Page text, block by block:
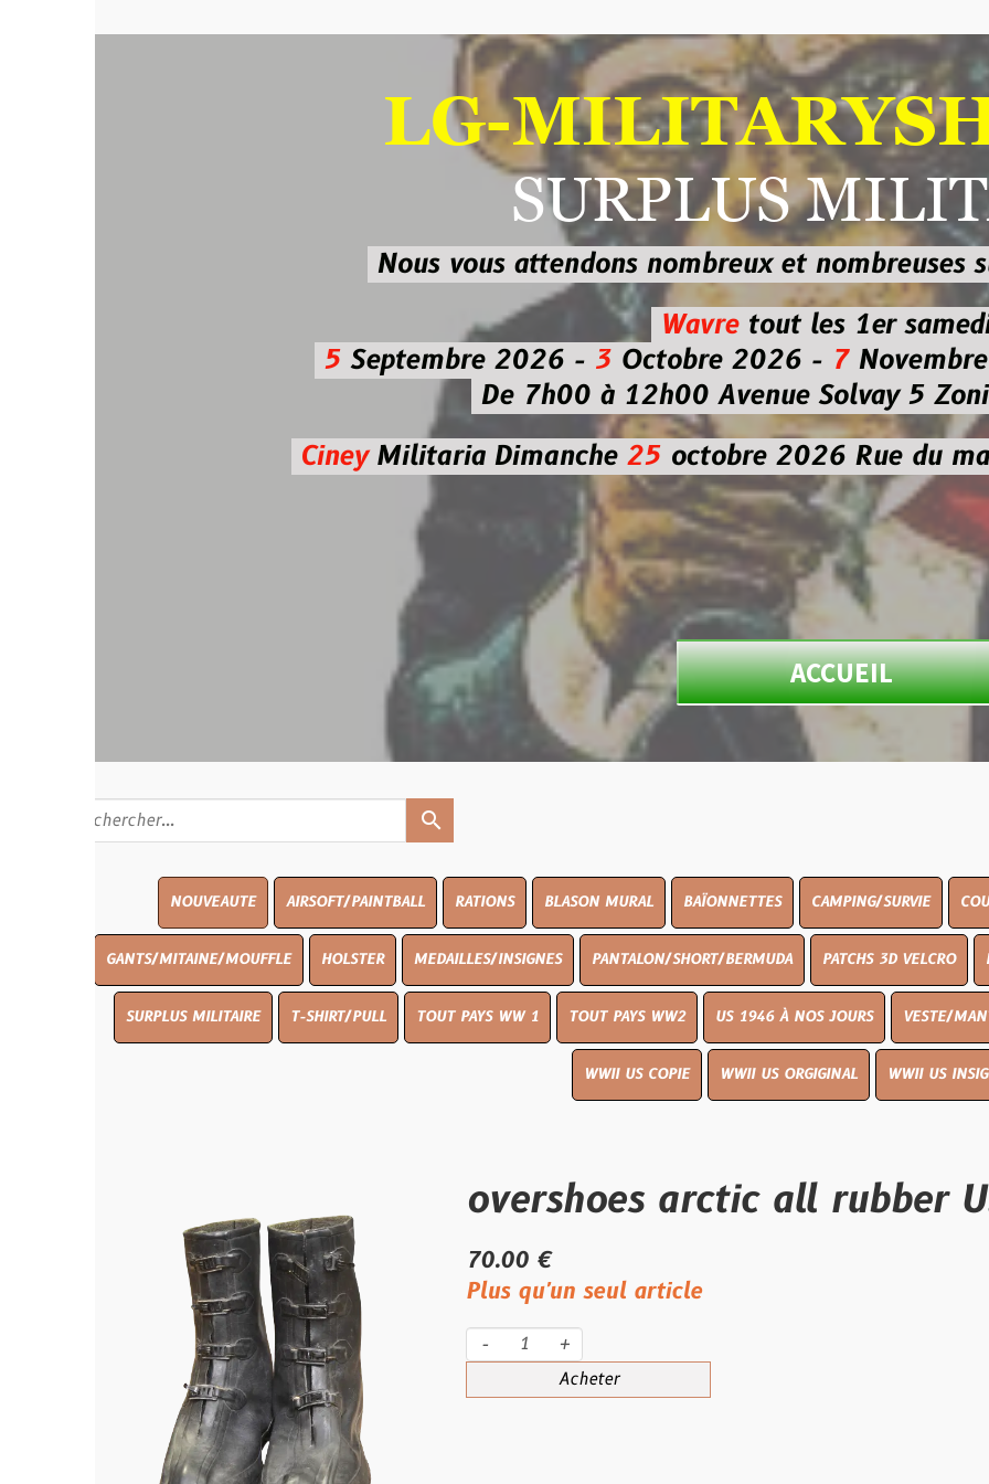
LG-
SURPLUS
Nous vous attendons nombreux et nombreusessur les
Wavre
tout les 1er samedi
Septembre 2026 -3Octobre 2026 - 7Novembre 2026
De 7h00 à 12h00 Avenue Solvay 5 Zoning
MilitariaDimanche25octobre 2026Rue du marché
ACCUEIL
AIRSOFT/PAINTBALL RATIONS BLASON MURAL BAÏONNETTES CAMPING/SURVIE COUTELLERIE
GANTS/MITAINE/MOUFFLE HOLSTER MEDAILLES/INSIGNES PANTALON/SHORT/BERMUDA PATCHS 3D VELCRO PEINTURE
SURPLUS MILITAIRE T-SHIRT/PULL TOUT PAYS WW 1 TOUT PAYS WW2 US 1946 À NOS JOURS VESTE/MANTEAU
WWII US COPIE WWII US ORGIGINAL WWII US INSIGNES
overshoes arctic all rubber U.S.
Plus qu'un seul article